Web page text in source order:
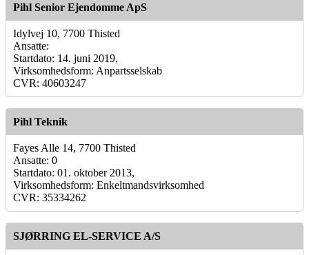
Pihl Senior Ejendomme ApS
Idylvej 10, 7700 Thisted
Ansatte:
Startdato: 14. juni 2019,
Virksomhedsform: Anpartsselskab
CVR: 40603247
Pihl Teknik
Fayes Alle 14, 7700 Thisted
Ansatte: 0
Startdato: 01. oktober 2013,
Virksomhedsform: Enkeltmandsvirksomhed
CVR: 35334262
SJØRRING EL-SERVICE A/S